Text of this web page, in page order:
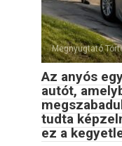
Megnyugtató
Az anyós
autót,
tudta
ez a